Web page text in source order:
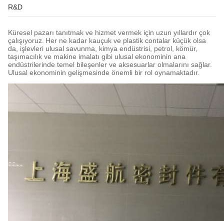
R&D
Küresel pazarı tanıtmak ve hizmet vermek için uzun yıllardır çok
çalışıyoruz. Her ne kadar kauçuk ve plastik contalar küçük olsa
da, işlevleri ulusal savunma, kimya endüstrisi, petrol, kömür,
taşımacılık ve makine imalatı gibi ulusal ekonominin ana
endüstrilerinde temel bileşenler ve aksesuarlar olmalarını sağlar.
Ulusal ekonominin gelişmesinde önemli bir rol oynamaktadır.